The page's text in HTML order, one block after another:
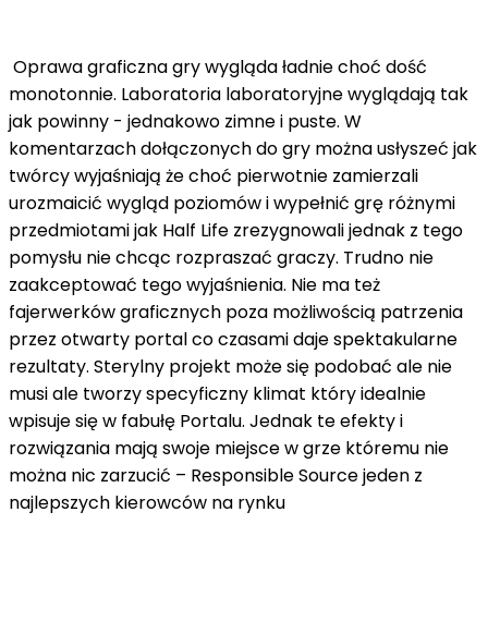
Oprawa graficzna gry wygląda ładnie choć dość
monotonnie. Laboratoria laboratoryjne wyglądają tak
jak powinny - jednakowo zimne i puste. W
komentarzach dołączonych do gry można usłyszeć jak
twórcy wyjaśniają że choć pierwotnie zamierzali
urozmaicić wygląd poziomów i wypełnić grę różnymi
przedmiotami jak Half Life zrezygnowali jednak z tego
pomysłu nie chcąc rozpraszać graczy. Trudno nie
zaakceptować tego wyjaśnienia. Nie ma też
fajerwerków graficznych poza możliwością patrzenia
przez otwarty portal co czasami daje spektakularne
rezultaty. Sterylny projekt może się podobać ale nie
musi ale tworzy specyficzny klimat który idealnie
wpisuje się w fabułę Portalu. Jednak te efekty i
rozwiązania mają swoje miejsce w grze któremu nie
można nic zarzucić – Responsible Source jeden z
najlepszych kierowców na rynku